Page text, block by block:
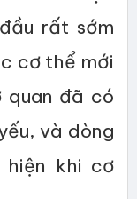
rất sớm
cơ thể mới
quan đã có
và dòng
hiện khi cơ